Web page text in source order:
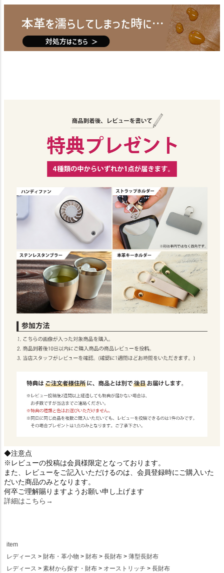
◆注意点
※レビューの投稿は会員様限定となっております。
また、レビューをご記入いただけるのは、会員登録時にご購入いた
だいた商品のみとなります。
何卒ご理解賜りますようお願い申し上げます
詳細はこちら→
item
レディース
財布・革小物 財布 長財布
薄型長財布
レディース
素材から探す・財布 オーストリッチ
長財布